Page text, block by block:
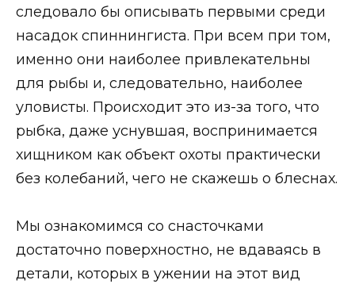
следовало бы описывать первыми среди
насадок спиннингиста. При всем при том,
именно они наиболее привлекательны
для рыбы и, следовательно, наиболее
уловисты. Происходит это из-за того, что
рыбка, даже уснувшая, воспринимается
хищником как объект охоты практически
без колебаний, чего не скажешь о блеснах.
Мы ознакомимся со снасточками
достаточно поверхностно, не вдаваясь в
детали, которых в ужении на этот вид